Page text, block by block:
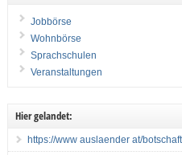
Jobbörse
Wohnbörse
Sprachschulen
Veranstaltungen
Hier gelandet:
https://www auslaender at/